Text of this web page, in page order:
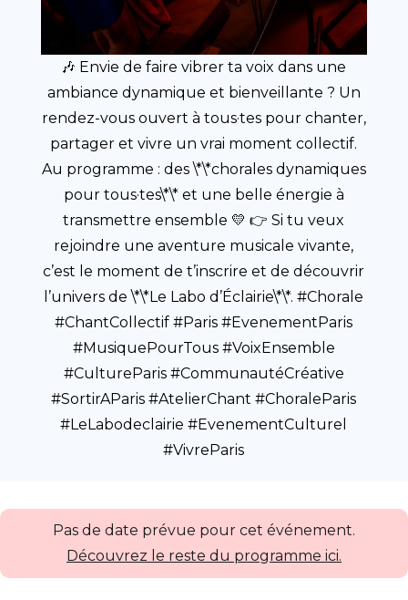
🎶 Envie de faire vibrer ta voix dans une
ambiance dynamique et bienveillante ? Un
rendez-vous ouvert à tous·tes pour chanter,
partager et vivre un vrai moment collectif.
Au programme : des \*\*chorales dynamiques
pour tous·tes\*\* et une belle énergie à
transmettre ensemble 💛 👉 Si tu veux
rejoindre une aventure musicale vivante,
c’est le moment de t’inscrire et de découvrir
l’univers de \*\*Le Labo d’Éclairie\*\*. #Chorale
#ChantCollectif #Paris #EvenementParis
#MusiquePourTous #VoixEnsemble
#CultureParis #CommunautéCréative
#SortirAParis #AtelierChant #ChoraleParis
#LeLabodeclairie #EvenementCulturel
#VivreParis
Pas de date prévue pour cet événement.
Découvrez le reste du programme ici.